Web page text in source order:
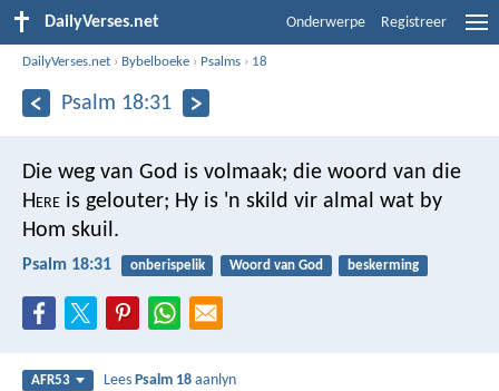
DailyVerses.net Onderwerpe Registreer
DailyVerses.net › Bybelboeke › Psalms › 18
Psalm 18:31
Die weg van God is volmaak; die woord van die
Here is gelouter; Hy is 'n skild vir almal wat by
Hom skuil.
Psalm 18:31 onberispelik Woord van God beskerming
AFR53 LeesPsalm 18 aanlyn